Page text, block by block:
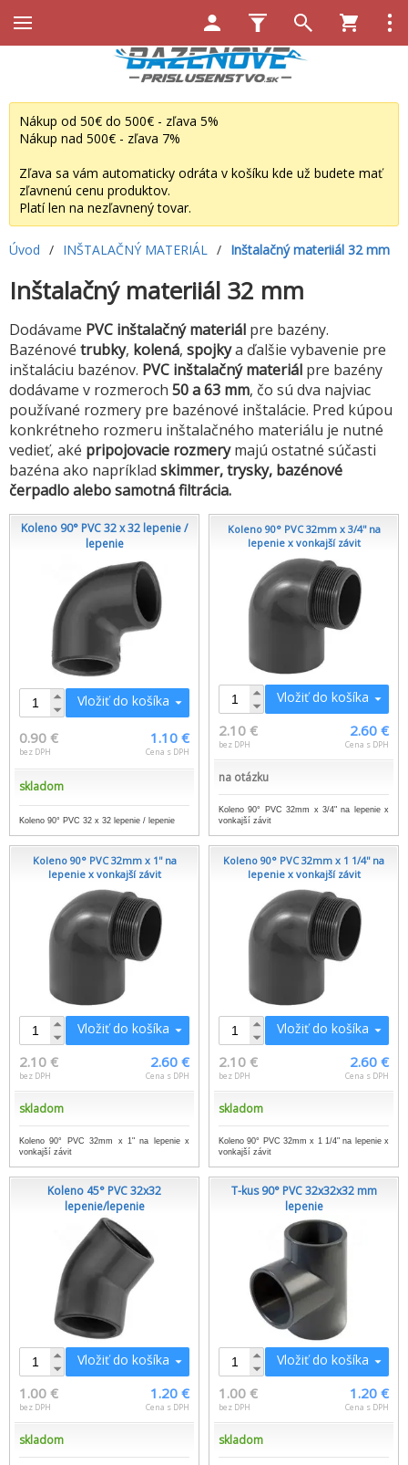
Nákup od 50€ do 500€ - zľava 5%
Nákup nad 500€ - zľava 7%
Zľava sa vám automaticky odráta v košíku kde už budete mať
zľavnenú cenu produktov.
Platí len na nezľavnený tovar.
Úvod / INŠTALAČNÝ MATERIÁL / Inštalačný materiiál 32 mm
Inštalačný materiiál 32 mm
Dodávame PVC inštalačný materiál pre bazény.
Bazénové trubky, kolená, spojkya ďalšie vybavenie pre
inštaláciu bazénov. PVC inštalačný materiál pre bazény
dodávame v rozmeroch 50 a 63 mm, čo sú dva najviac
používané rozmery pre bazénové inštalácie. Pred kúpou
konkrétneho rozmeru inštalačného materiálu je nutné
vedieť, aké pripojovacie rozmerymajú ostatné súčasti
bazéna ako napríklad skimmer, trysky, bazénové
čerpadlo alebo samotná filtrácia.
Koleno 90° PVC 32 x 32 lepenie /
lepenie
Vložiť do košíka
0.90 €
bez DPH
1.10 €
Cena s DPH
skladom
Koleno 90° PVC 32 x 32 lepenie / lepenie
Koleno 90° PVC 32mm x 3/4'' na
lepenie x vonkajší závit
Vložiť do košíka
2.10 €
bez DPH
2.60 €
Cena s DPH
na otázku
Koleno 90° PVC 32mm x 3/4" na lepenie x
vonkajší závit
Koleno 90° PVC 32mm x 1'' na
lepenie x vonkajší závit
Vložiť do košíka
2.10 €
bez DPH
2.60 €
Cena s DPH
skladom
Koleno 90° PVC 32mm x 1" na lepenie x
vonkajší závit
Koleno 90° PVC 32mm x 1 1/4'' na
lepenie x vonkajší závit
Vložiť do košíka
2.10 €
bez DPH
2.60 €
Cena s DPH
skladom
Koleno 90° PVC 32mm x 1 1/4" na lepenie x
vonkajší závit
Koleno 45° PVC 32x32
lepenie/lepenie
Vložiť do košíka
1.00 €
bez DPH
1.20 €
Cena s DPH
skladom
T-kus 90° PVC 32x32x32 mm
lepenie
Vložiť do košíka
1.00 €
bez DPH
1.20 €
Cena s DPH
skladom